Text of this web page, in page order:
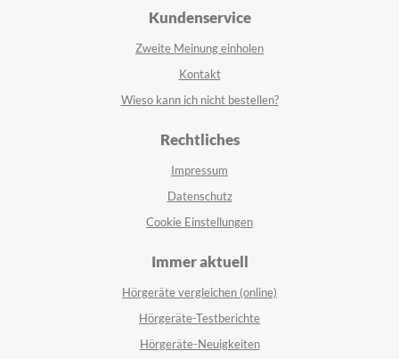
Kundenservice
Zweite Meinung einholen
Kontakt
Wieso kann ich nicht bestellen?
Rechtliches
Impressum
Datenschutz
Cookie Einstellungen
Immer aktuell
Hörgeräte vergleichen (online)
Hörgeräte-Testberichte
Hörgeräte-Neuigkeiten